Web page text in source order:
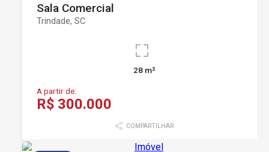
Sala Comercial
Trindade, SC
28 m²
A partir de:
R$ 300.000
COMPARTILHAR